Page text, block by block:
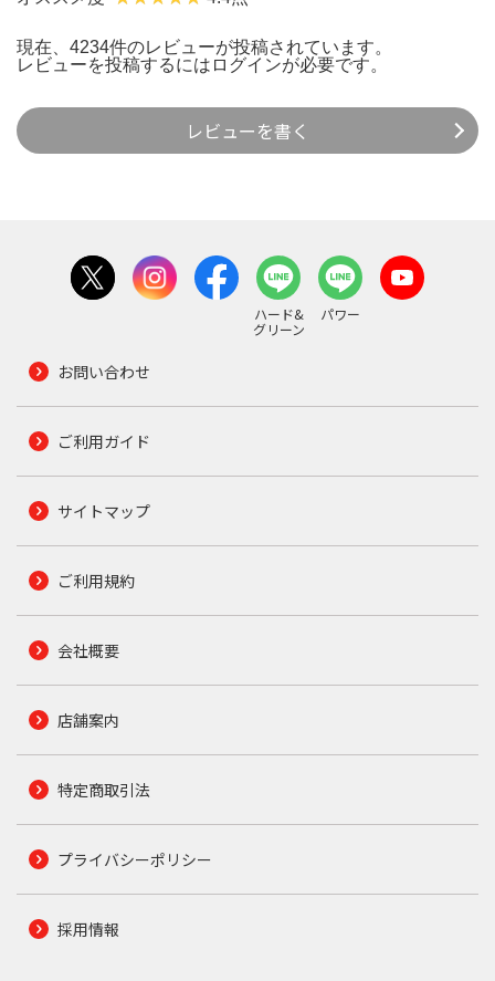
現在、4234件のレビューが投稿されています。
レビューを投稿するには ログインが必要です。
レビューを書く
ハード&
グリーン
パワー
お問い合わせ
ご利用ガイド
サイトマップ
ご利用規約
会社概要
店舗案内
特定商取引法
プライバシーポリシー
採用情報